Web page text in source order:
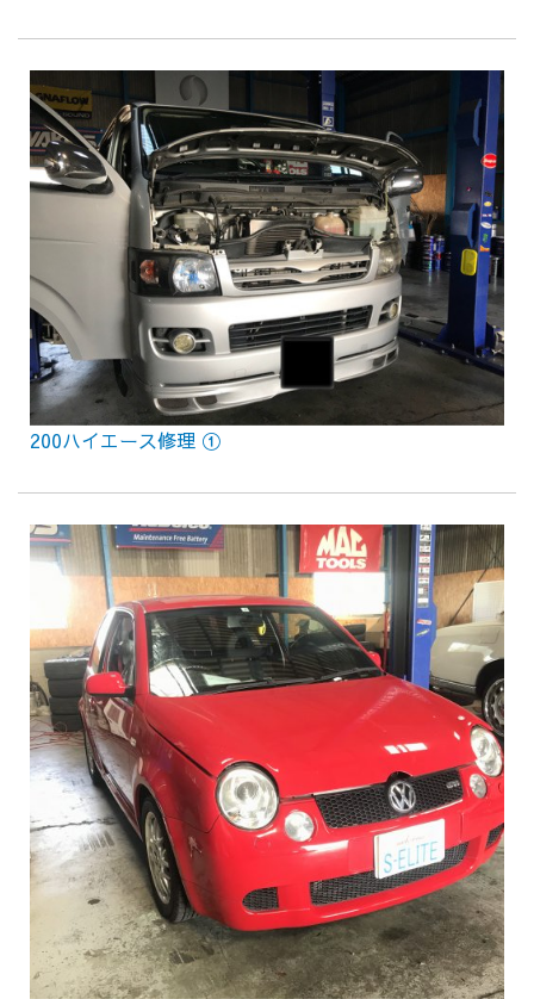
200ハイエース修理 ①